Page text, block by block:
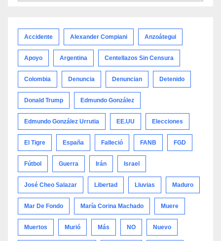
Accidente Alexander Compiani Anzoátegui
Apoyo Argentina Centellazos Sin Censura
Colombia Denuncia Denuncian Detenido
Donald Trump Edmundo González
Edmundo González Urrutia EE.UU Elecciones
El Tigre España Falleció FANB FGD
Fútbol Guerra Irán Israel
José Cheo Salazar Libertad Lluvias Maduro
Mar De Fondo María Corina Machado Muere
Muertos Murió Más NO Nuevo